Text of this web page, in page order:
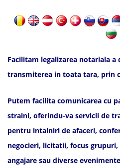
Facilitam legalizarea notariala
transmiterea in toata tara, prin
Putem facilita comunicarea cu
straini, oferindu-va servicii de
pentru intalniri de afaceri,
negocieri, licitatii, focus
angajare sau diverse